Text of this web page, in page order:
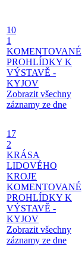
10
1
KOMENTOVANÉ
PROHLÍDKY K
VÝSTAVĚ -
KYJOV
Zobrazit všechny
záznamy ze dne
17
2
KRÁSA
LIDOVÉHO
KROJE
KOMENTOVANÉ
PROHLÍDKY K
VÝSTAVĚ -
KYJOV
Zobrazit všechny
záznamy ze dne